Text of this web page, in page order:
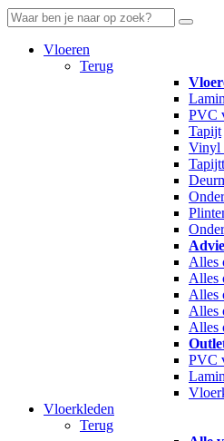
Vloeren
Terug
PVC
Tapijt
Vinyl
Alles
Alles
Alles
Alles
Alles
PVC
Vloerkleden
Terug